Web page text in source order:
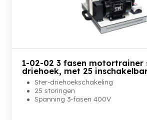
1-02-02 3 fasen motortrainer
driehoek, met 25
Ster-driehoekschakeling
25 storingen
Spanning 3-fasen 400V